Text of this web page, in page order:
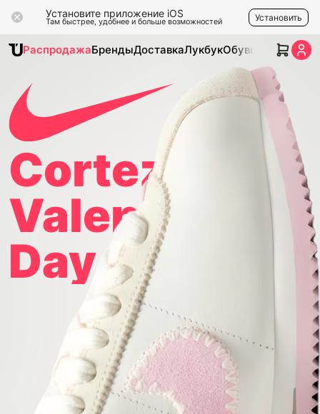
Установите приложение iOS
Там быстрее, удобнее и больше возможностей Установить
РаспродажаБрендыДоставкаЛукбукОбувь Одежда
Cortez
Valentine's
Day